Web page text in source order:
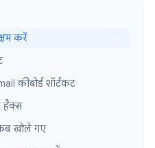
करें
कीबोर्ड शॉर्टकट
हैक्स
खोले गए